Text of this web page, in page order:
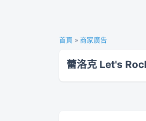
首頁 » 商家廣告
蕾洛克 Let's